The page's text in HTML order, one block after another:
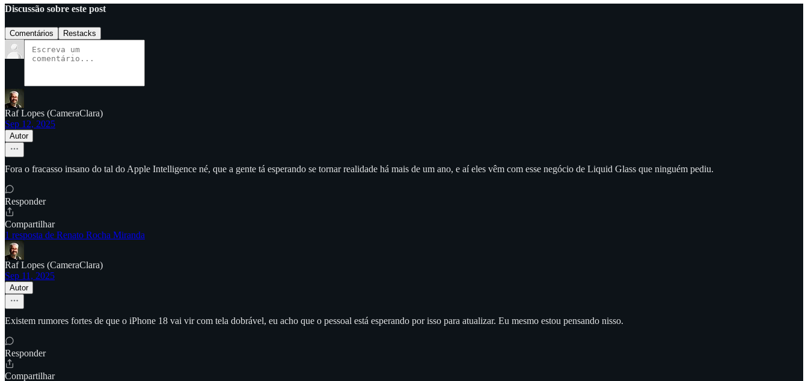
Discussão sobre este post
Comentários Restacks
Raf Lopes (CameraClara)
Sep 12, 2025
Autor
Fora o fracasso insano do tal do Apple Intelligence né, que a gente tá esperando se tornar realidade há mais de um ano, e aí eles vêm com esse negócio de Liquid Glass que ninguém pediu.
Responder
Compartilhar
1 resposta de Renato Rocha Miranda
Raf Lopes (CameraClara)
Sep 11, 2025
Autor
Existem rumores fortes de que o iPhone 18 vai vir com tela dobrável, eu acho que o pessoal está esperando por isso para atualizar. Eu mesmo estou pensando nisso.
Responder
Compartilhar